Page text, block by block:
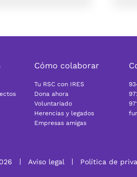
Cómo colaborar
Tu RSC con IRES
Dona ahora
Voluntariado
Herencias y legados
Empresas amigas
Aviso legal Política de